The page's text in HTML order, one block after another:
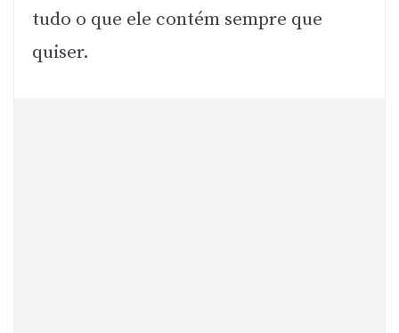
tudo o que ele contém sempre que
quiser.